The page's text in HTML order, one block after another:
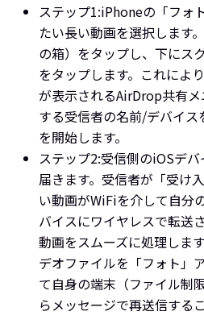
ステップ1:iPhoneの「フォ
たい長い動画を選択します
の箱）をタップし、下にス
をタップします。これによ
が表示されるAirDrop共有
する受信者の名前/デバイ
を開始します。
ステップ2:受信側のiOSデ
届きます。受信者が「受け
い動画がWiFiを介して自分
バイスにワイヤレスで転送
動画をスムーズに処理しま
デオファイルを「フォト」
て自身の端末（ファイル制
らメッセージで再送信する